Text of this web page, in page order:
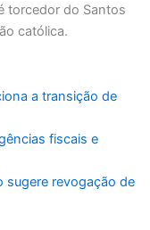
torcedor do Santos
católica.
a transição de
fiscais e
sugere revogação de